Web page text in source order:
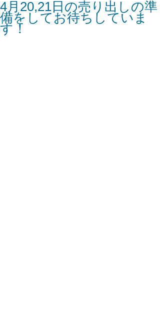
4月20,21日の売り出しの準
備をしてお待ちしていま
す！